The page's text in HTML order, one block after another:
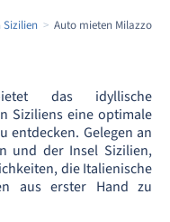
Sizilien Auto mieten Milazzo
das idyllische
Siziliens eine optimale
entdecken. Gelegen an
und der Insel Sizilien,
die Italienische
aus erster Hand zu